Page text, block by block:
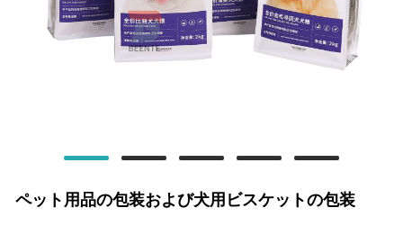
ペット用品の包装および犬用ビスケットの包装